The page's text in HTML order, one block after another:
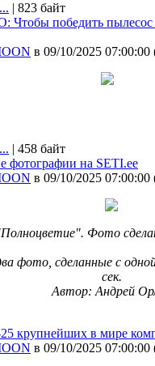
| 823 байт
победить пылесос
в 09/10/2025 07:00:00
| 458 байт
фотографии на SETI.ee
в 09/10/2025 07:00:00
Фото
фото, сделанные с
сек.
Автор: Андрей
крупнейших в мире
в 09/10/2025 07:00:00